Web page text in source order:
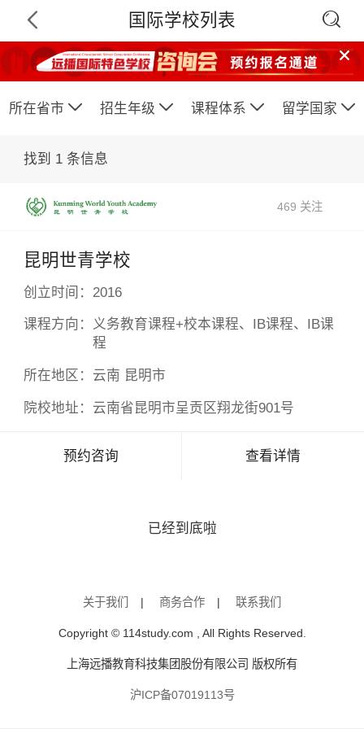
 国际学校列表 

所在省市  招生年级  课程体系  留学国家 
找到 1条信息
469 关注
昆明世青学校
创立时间： 2016
课程方向： 义务教育课程+校本课程、IB课程、IB课
程
所在地区： 云南 昆明市
院校地址： 云南省昆明市呈贡区翔龙街901号
预约咨询 查看详情
已经到底啦
关于我们 | 商务合作 | 联系我们
Copyright © 114study.com , All Rights Reserved.
上海远播教育科技集团股份有限公司 版权所有
沪ICP备07019113号